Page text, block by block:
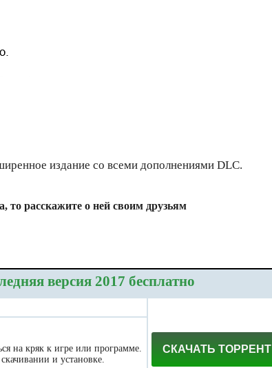
издание со всеми дополнениями DLC.
то расскажите о ней своим друзьям
версия 2017 бесплатно
СКАЧАТЬ ТОРРЕНТ
на кряк к игре или программе.
и установке.